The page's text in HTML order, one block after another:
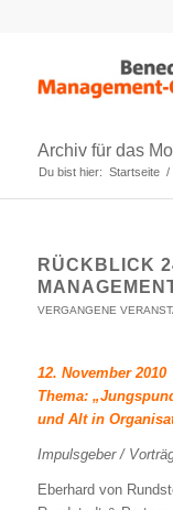
Archiv für das
Du bist hier: Startseite /
RÜCKBLICK
VERGANGENE
12. November 2010
Thema:
und Alt in
Impulsgeber /
Eberhard von